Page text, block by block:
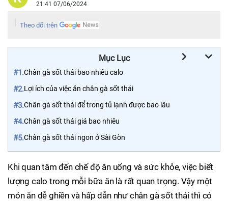
21:41 07/06/2024
Theo dõi trên
Mục Lục
#1.Chân gà sốt thái bao nhiêu calo
#2.Lợi ích của việc ăn chân gà sốt thái
#3.Chân gà sốt thái để trong tủ lạnh được bao lâu
#4.Chân gà sốt thái giá bao nhiêu
#5.Chân gà sốt thái ngon ở Sài Gòn
Khi quan tâm đến chế độ ăn uống và sức khỏe, việc biết
lượng calo trong mỗi bữa ăn là rất quan trọng. Vậy một
món ăn dễ ghiền và hấp dẫn như chân gà sốt thái thì có